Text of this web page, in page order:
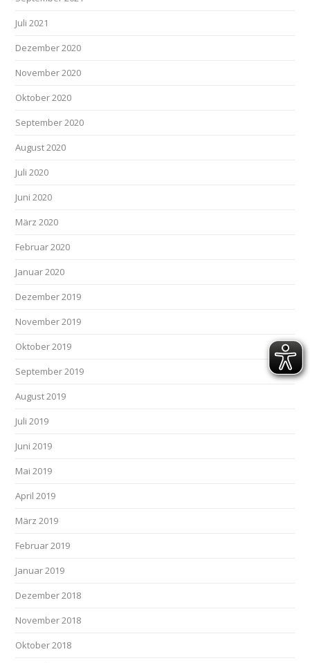
Juli 2021
Dezember 2020
November 2020
Oktober 2020
September 2020
August 2020
Juli 2020
Juni 2020
März 2020
Februar 2020
Januar 2020
Dezember 2019
November 2019
Oktober 2019
September 2019
August 2019
Juli 2019
Juni 2019
Mai 2019
April 2019
März 2019
Februar 2019
Januar 2019
Dezember 2018
November 2018
Oktober 2018